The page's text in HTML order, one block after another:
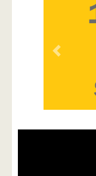
Previous